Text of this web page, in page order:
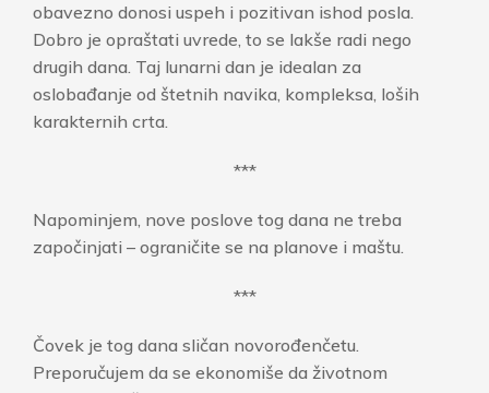
obavezno donosi uspeh i pozitivan ishod posla.
Dobro je opraštati uvrede, to se lakše radi nego
drugih dana. Taj lunarni dan je idealan za
oslobađanje od štetnih navika, kompleksa, loših
karakternih crta.
***
Napominjem, nove poslove tog dana ne treba
započinjati – ograničite se na planove i maštu.
***
Čovek je tog dana sličan novorođenčetu.
Preporučujem da se ekonomiše da životnom